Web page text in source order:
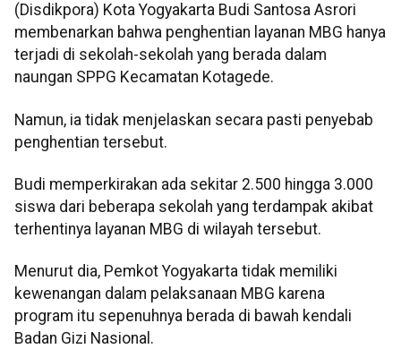
(Disdikpora) Kota Yogyakarta Budi Santosa Asrori
membenarkan bahwa penghentian layanan MBG hanya
terjadi di sekolah-sekolah yang berada dalam
naungan SPPG Kecamatan Kotagede.
Namun, ia tidak menjelaskan secara pasti penyebab
penghentian tersebut.
Budi memperkirakan ada sekitar 2.500 hingga 3.000
siswa dari beberapa sekolah yang terdampak akibat
terhentinya layanan MBG di wilayah tersebut.
Menurut dia, Pemkot Yogyakarta tidak memiliki
kewenangan dalam pelaksanaan MBG karena
program itu sepenuhnya berada di bawah kendali
Badan Gizi Nasional.